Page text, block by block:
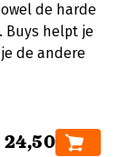
de harde
Buys helpt je
de andere